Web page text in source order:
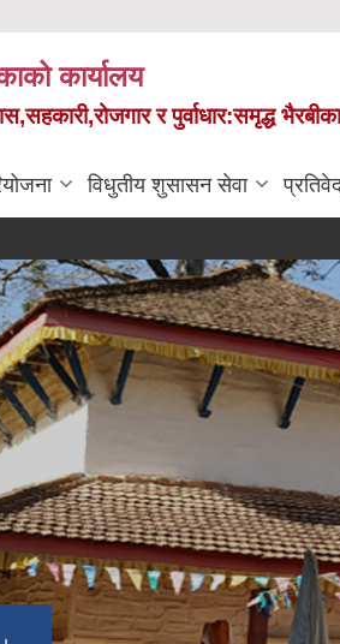
कार्यालय
र पुर्वाधार:समृद्ध
विधुतीय शुसासन सेवा